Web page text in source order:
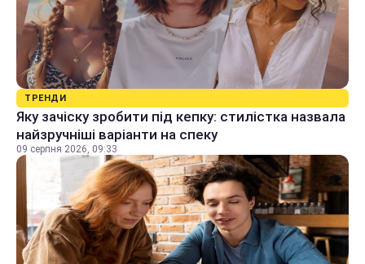
ТРЕНДИ
Яку зачіску зробити під кепку: стилістка назвала
найзручніші варіанти на спеку
09 серпня 2026, 09:33